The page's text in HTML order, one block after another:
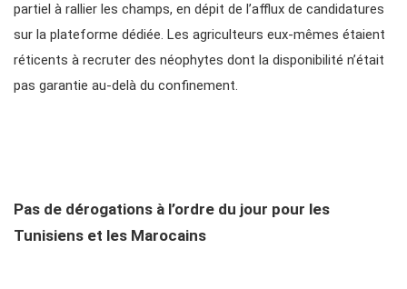
partiel à rallier les champs, en dépit de l’afflux de candidatures
sur la plateforme dédiée. Les agriculteurs eux-mêmes étaient
réticents à recruter des néophytes dont la disponibilité n’était
pas garantie au-delà du confinement.
Pas de dérogations à l’ordre du jour pour les
Tunisiens et les Marocains